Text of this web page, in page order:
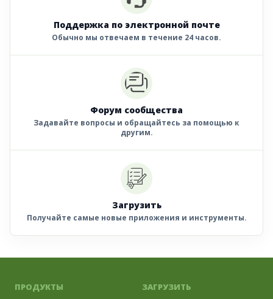
Поддержка по электронной почте
Обычно мы отвечаем в течение 24 часов.
Форум сообщества
Задавайте вопросы и обращайтесь за помощью к
другим.
Загрузить
Получайте самые новые приложения и инструменты.
ПРОДУКТЫ ЗАГРУЗИТЬ